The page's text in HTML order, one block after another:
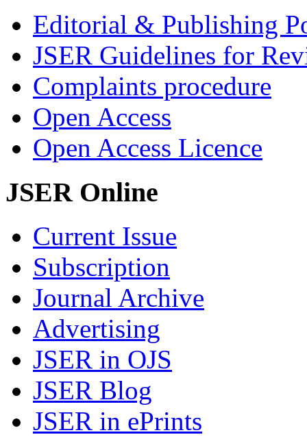
Editorial & Publishing
JSER Guidelines for
Complaints procedure
Open Access
Open Access Licence
JSER Online
Current Issue
Subscription
Journal Archive
Advertising
JSER in OJS
JSER Blog
JSER in ePrints